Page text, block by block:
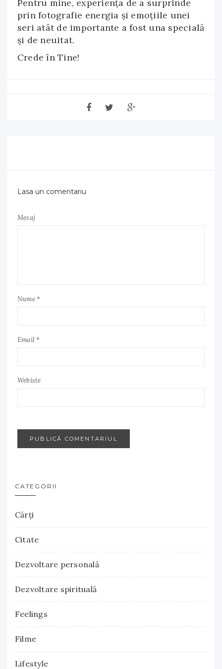
Pentru mine, experiența de a surprinde
prin fotografie energia și emoțiile unei
seri atât de importante a fost una specială
și de neuitat.
Crede în Tine!
Lasa un comentariu
Mesaj
Nume *
Email *
Webiste
CATEGORII
Cărţi
Citate
Dezvoltare personală
Dezvoltare spirituală
Feelings
Filme
Lifestyle